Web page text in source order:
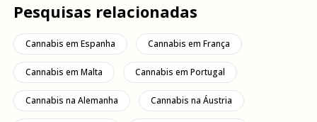
Pesquisas relacionadas
Cannabis em Espanha Cannabis em França
Cannabis em Malta Cannabis em Portugal
Cannabis na Alemanha Cannabis na Áustria